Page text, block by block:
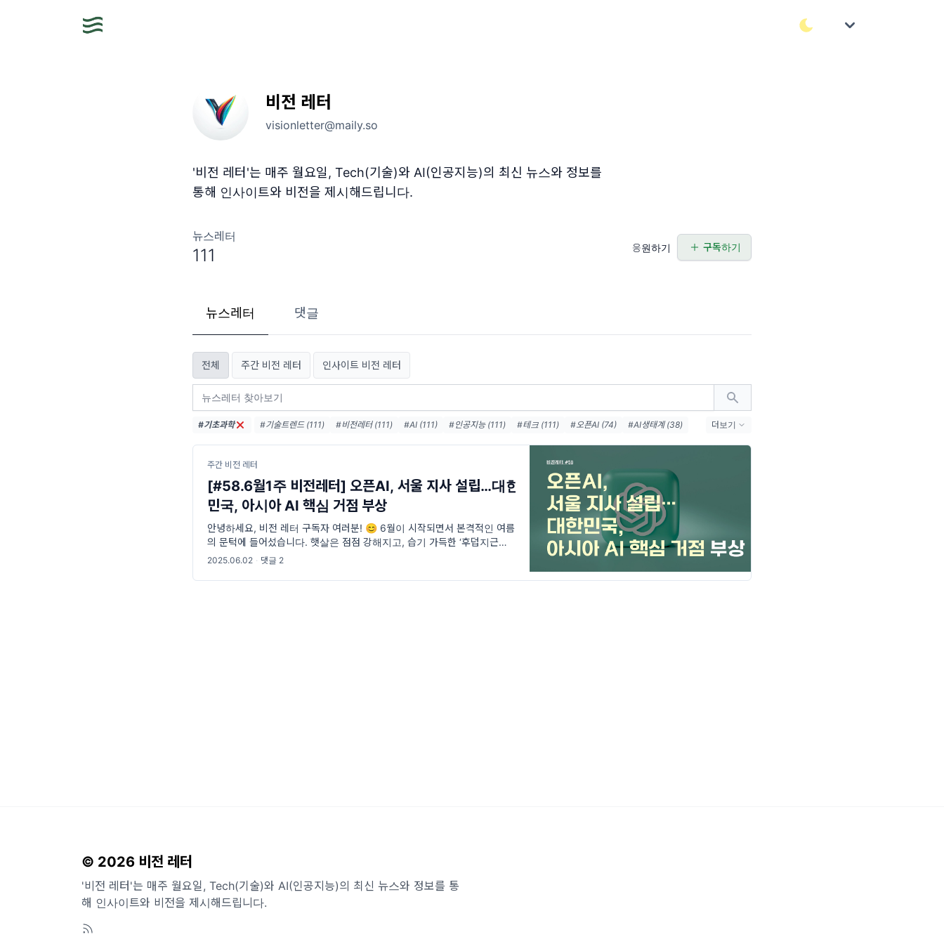
비전 레터
visionletter@maily.so
'비전 레터'는 매주 월요일, Tech(기술)와 AI(인공지능)의 최신 뉴스와 정보를
통해 인사이트와 비전을 제시해드립니다.
뉴스레터
111 응원하기 구독하기
뉴스레터 댓글
전체 주간 비전 레터 인사이트 비전 레터
#기초과학 #기술트렌드 (111) #비전레터 (111) #AI (111) #인공지능 (111) #테크 (111) #오픈AI (74)
#AI생태계 (38)
더보기
주간 비전 레터
[#58.6월1주 비전레터] 오픈AI, 서울 지사 설립…대한
민국, 아시아 AI 핵심 거점 부상
안녕하세요, 비전 레터 구독자 여러분! 😊 6월이 시작되면서 본격적인 여름
의 문턱에 들어섰습니다. 햇살은 점점 강해지고, 습기 가득한 ‘후덥지근한 초
여름’의 공기가 어느새 우리 곁
2025.06.02 · 댓글 2
© 2026 비전 레터
'비전 레터'는 매주 월요일, Tech(기술)와 AI(인공지능)의 최신 뉴스와 정보를 통
해 인사이트와 비전을 제시해드립니다.